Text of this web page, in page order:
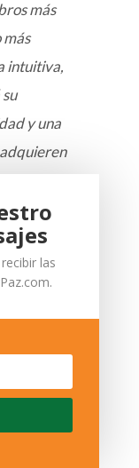
más
intuitiva,
y una
el
de un
se
va
está
una
o un
las